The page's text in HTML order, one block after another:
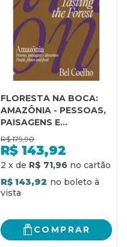
FLORESTA NA BOCA:
AMAZÔNIA - PESSOAS,
PAISAGENS E
ALIMENTOS
R$ 179,90
R$ 143,92
2 x de R$ 71,96
R$ 143,92
COMPRAR